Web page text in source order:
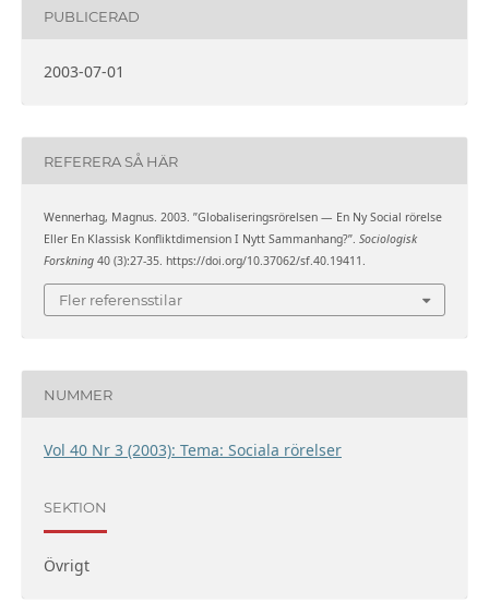
PUBLICERAD
2003-07-01
REFERERA SÅ HÄR
Wennerhag, Magnus. 2003. ”Globaliseringsrörelsen — En Ny Social rörelse
Eller En Klassisk Konfliktdimension I Nytt Sammanhang?”. Sociologisk
Forskning40 (3):27-35. https://doi.org/10.37062/sf.40.19411.
Fler referensstilar
NUMMER
Vol 40 Nr 3 (2003): Tema: Sociala rörelser
SEKTION
Övrigt